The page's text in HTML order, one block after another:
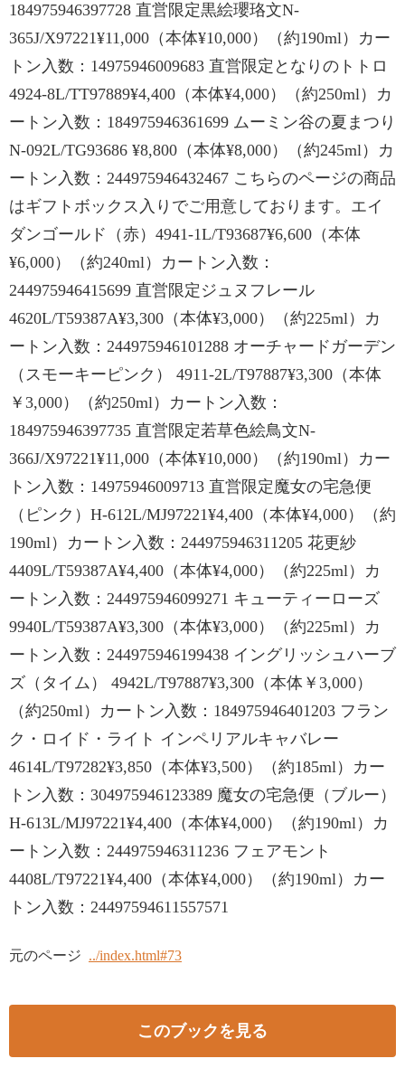
184975946397728 直営限定黒絵瓔珞文N-
365J/X97221¥11,000（本体¥10,000）（約190ml）カー
トン入数：14975946009683 直営限定となりのトトロ
4924-8L/TT97889¥4,400（本体¥4,000）（約250ml）カ
ートン入数：184975946361699 ムーミン谷の夏まつり
N-092L/TG93686 ¥8,800（本体¥8,000）（約245ml）カ
ートン入数：244975946432467 こちらのページの商品
はギフトボックス入りでご用意しております。エイ
ダンゴールド（赤）4941-1L/T93687¥6,600（本体
¥6,000）（約240ml）カートン入数：
244975946415699 直営限定ジュヌフレール
4620L/T59387A¥3,300（本体¥3,000）（約225ml）カ
ートン入数：244975946101288 オーチャードガーデン
（スモーキーピンク） 4911-2L/T97887¥3,300（本体
￥3,000）（約250ml）カートン入数：
184975946397735 直営限定若草色絵鳥文N-
366J/X97221¥11,000（本体¥10,000）（約190ml）カー
トン入数：14975946009713 直営限定魔女の宅急便
（ピンク）H-612L/MJ97221¥4,400（本体¥4,000）（約
190ml）カートン入数：244975946311205 花更紗
4409L/T59387A¥4,400（本体¥4,000）（約225ml）カ
ートン入数：244975946099271 キューティーローズ
9940L/T59387A¥3,300（本体¥3,000）（約225ml）カ
ートン入数：244975946199438 イングリッシュハーブ
ズ（タイム） 4942L/T97887¥3,300（本体￥3,000）
（約250ml）カートン入数：184975946401203 フラン
ク・ロイド・ライト インペリアルキャバレー
4614L/T97282¥3,850（本体¥3,500）（約185ml）カー
トン入数：304975946123389 魔女の宅急便（ブルー）
H-613L/MJ97221¥4,400（本体¥4,000）（約190ml）カ
ートン入数：244975946311236 フェアモント
4408L/T97221¥4,400（本体¥4,000）（約190ml）カー
トン入数：24497594611557571
元のページ ../index.html#73
このブックを見る